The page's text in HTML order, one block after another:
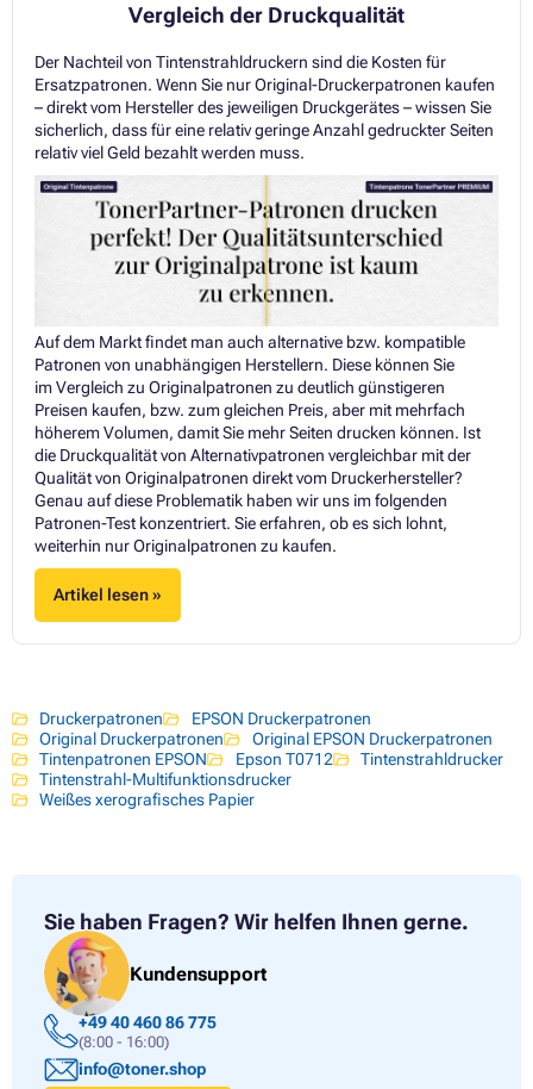
Vergleich der Druckqualität
Der Nachteil von Tintenstrahldruckern sind die Kosten für
Ersatzpatronen. Wenn Sie nur Original-Druckerpatronen kaufen
– direkt vom Hersteller des jeweiligen Druckgerätes – wissen Sie
sicherlich, dass für eine relativ geringe Anzahl gedruckter Seiten
relativ viel Geld bezahlt werden muss.
Auf dem Markt findet man auch alternative bzw. kompatible
Patronen von unabhängigen Herstellern. Diese können Sie
im Vergleich zu Originalpatronen zu deutlich günstigeren
Preisen kaufen, bzw. zum gleichen Preis, aber mit mehrfach
höherem Volumen, damit Sie mehr Seiten drucken können. Ist
die Druckqualität von Alternativpatronen vergleichbar mit der
Qualität von Originalpatronen direkt vom Druckerhersteller?
Genau auf diese Problematik haben wir uns im folgenden
Patronen-Test konzentriert. Sie erfahren, ob es sich lohnt,
weiterhin nur Originalpatronen zu kaufen.
Artikel lesen »
Druckerpatronen
EPSON Druckerpatronen
Original Druckerpatronen
Original EPSON Druckerpatronen
Tintenpatronen EPSON
Epson T0712
Tintenstrahldrucker
Tintenstrahl-Multifunktionsdrucker
Weißes xerografisches Papier
Sie haben Fragen? Wir helfen Ihnen gerne.
Kundensupport
+49 40 460 86 775
(8:00 - 16:00)
info@toner.shop